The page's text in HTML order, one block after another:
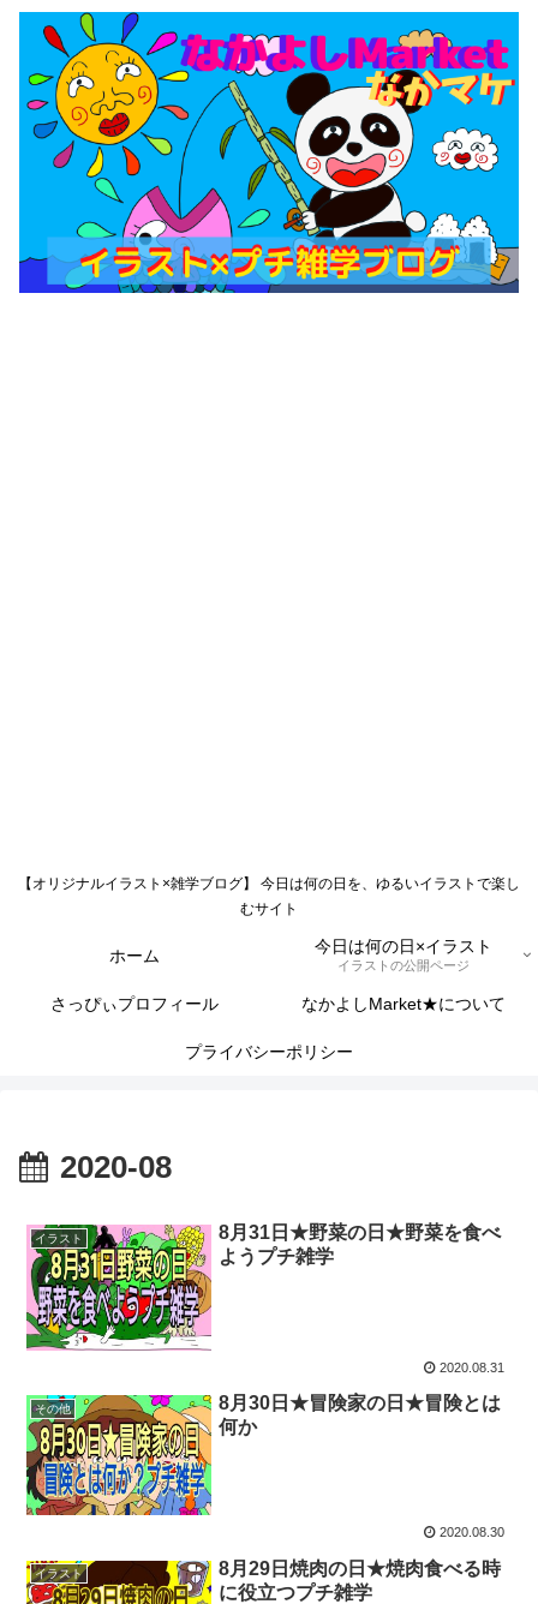
【オリジナルイラスト×雑学ブログ】 今日は何の日を、ゆるいイラストで楽し
むサイト
ホーム 今日は何の日×イラスト
イラストの公開ページ
さっぴぃプロフィール なかよしMarket★について
プライバシーポリシー
2020-08
イラスト
8月31日★野菜の日★野菜を食べ
ようプチ雑学
2020.08.31
その他
8月30日★冒険家の日★冒険とは
何か
2020.08.30
イラスト
8月29日焼肉の日★焼肉食べる時
に役立つプチ雑学